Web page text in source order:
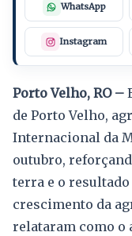
WhatsApp
Instagram
Porto Velho, RO –
de Porto Velho,
Internacional da
outubro,
terra e o
crescimento da
relataram como o